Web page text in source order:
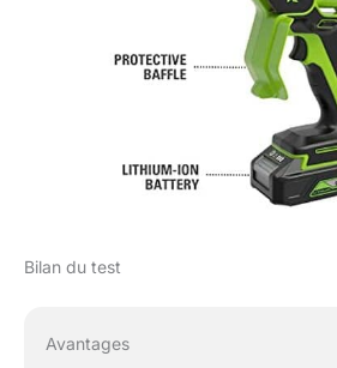
Bilan du test
Avantages